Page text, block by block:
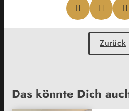
Zurück
Das könnte Dich